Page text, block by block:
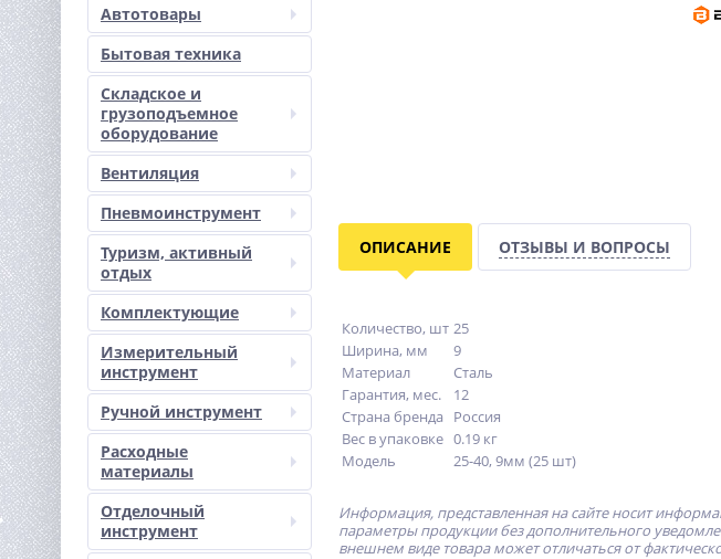
Автотовары
Бытовая техника
Складское и
грузоподъемное
оборудование
Вентиляция
Пневмоинструмент
Туризм, активный
отдых
Комплектующие
Измерительный
инструмент
Ручной инструмент
Расходные
материалы
Отделочный
инструмент
ОПИСАНИЕ ОТЗЫВЫ И ВОПРОСЫ
Количество, шт 25
Ширина, мм
9
Материал
Сталь
Гарантия, мес.
12
Страна бренда
Россия
Вес в упаковке 0.19 кг
Модель
25-40, 9мм (25 шт)
Информация, представленная на сайте носит
параметры продукции без дополнительного
внешнем виде товара может отличаться от